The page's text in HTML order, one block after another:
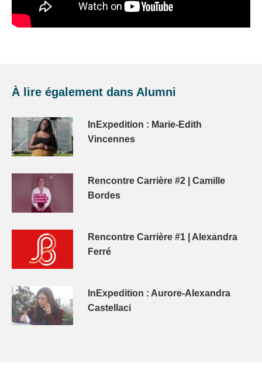
À lire également dans Alumni
InExpedition : Marie-Edith
Vincennes
Rencontre Carrière #2 | Camille
Bordes
Rencontre Carrière #1 | Alexandra
Ferré
InExpedition : Aurore-Alexandra
Castellaci